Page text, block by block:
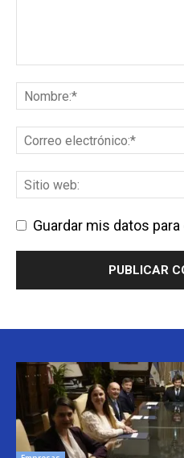
Guardar mis datos